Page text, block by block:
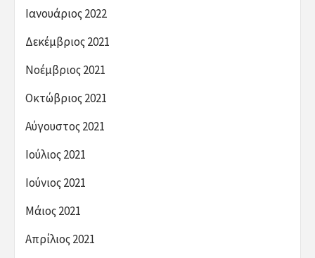
Ιανουάριος 2022
Δεκέμβριος 2021
Νοέμβριος 2021
Οκτώβριος 2021
Αύγουστος 2021
Ιούλιος 2021
Ιούνιος 2021
Μάιος 2021
Απρίλιος 2021